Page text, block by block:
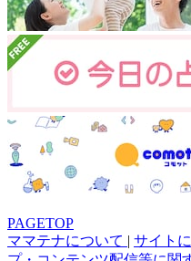
PAGETOP
ママテナについて | サイト